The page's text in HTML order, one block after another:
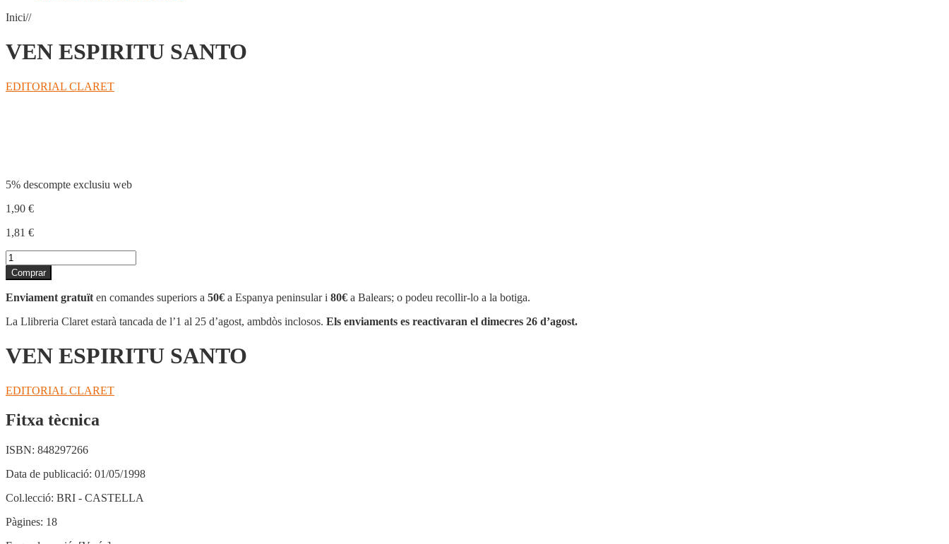
Inici//
VEN ESPIRITU SANTO
EDITORIAL CLARET
5% descompte exclusiu web
1,90 €
1,81 €
quantitat
de
VEN
ESPIRITU
Comprar
Enviament gratuït en comandes superiors a 50€ a Espanya peninsular i 80€ a Balears; o podeu recollir-lo a la botiga.
La Llibreria Claret estarà tancada de l’1 al 25 d’agost, ambdòs inclosos. Els enviaments es reactivaran el dimecres 26 d’agost.
VEN ESPIRITU SANTO
EDITORIAL CLARET
Fitxa tècnica
ISBN: 848297266
Data de publicació: 01/05/1998
Col.lecció: BRI - CASTELLA
Pàgines: 18